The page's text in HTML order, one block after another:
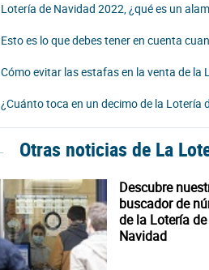
Lotería de Navidad 2022, ¿qué es un
Esto es lo que debes tener en cuenta
Cómo evitar las estafas en la venta de la
¿Cuánto toca en un decimo de la Lotería
Otras noticias de La
Descubre
buscador de
de la Lotería de
Navidad